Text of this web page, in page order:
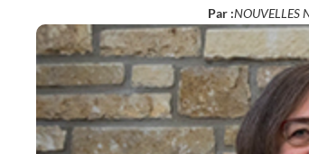
Par :NOUVELLES